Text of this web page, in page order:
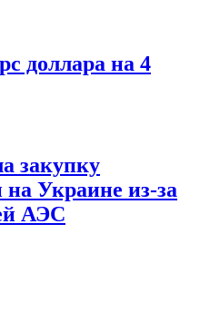
доллара на 4
закупку
на Украине из-за
АЭС